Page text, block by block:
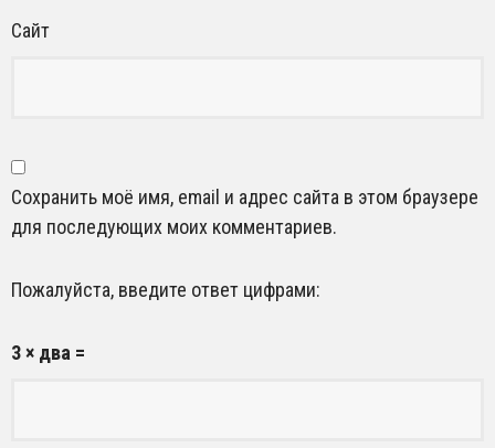
Сайт
Сохранить моё имя, email и адрес сайта в этом браузере
для последующих моих комментариев.
Пожалуйста, введите ответ цифрами:
3 × два =